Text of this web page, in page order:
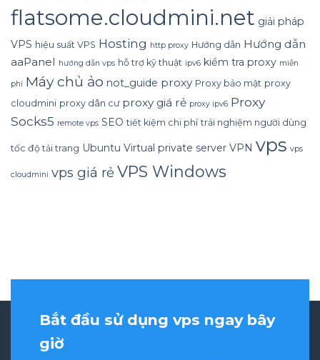
flatsome.cloudmini.net giải pháp
VPS hiệu suất VPS Hosting http proxy Hướng dẫn Hướng dẫn
aaPanel hướng dẫn vps hỗ trợ kỹ thuật ipv6 kiểm tra proxy miễn
phí Máy chủ ảo not_guide proxy Proxy bảo mật proxy
cloudmini proxy dân cư proxy giá rẻ proxy ipv6 Proxy
Socks5 remote vps SEO tiết kiệm chi phí trải nghiệm người dùng
tốc độ tải trang Ubuntu Virtual private server VPN vps vps
cloudmini vps giá rẻVPS Windows
Bắt đầu sử dụng vps ngay bây
giờ